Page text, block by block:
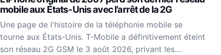
mobile aux États-Unis avec l’arrêt de la 2G
Une page de l'histoire de la téléphonie mobile se
tourne aux États-Unis. T-Mobile a définitivement éteint
son réseau 2G GSM le 3 août 2026, privant les…